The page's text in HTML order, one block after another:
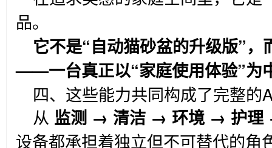
品。
它不是“自动猫砂盆的升级版”
——一台真正以“家庭使用体验”为
四、这些能力共同构成了完整的
从 监测 → 清洁 → 环境 → 护理
设备都承担着独立但不可替代的角